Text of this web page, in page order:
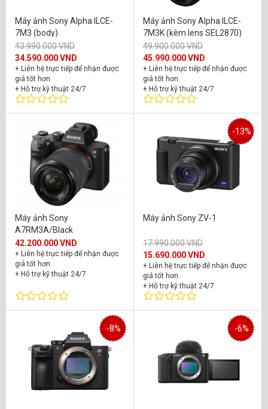
Máy ảnh Sony Alpha ILCE-
7M3 (body)
43.990.000 VND
34.590.000 VND
+ Liên hệ trực tiếp để nhận được
giá tốt hơn
+ Hỗ trợ kỹ thuật 24/7
+ Bảo hành chính hãng 24 tháng
Máy ảnh Sony Alpha ILCE-
7M3K (kèm lens SEL2870)
49.900.000 VND
45.990.000 VND
+ Liên hệ trực tiếp để nhận được
giá tốt hơn
+ Hỗ trợ kỹ thuật 24/7
+ Bảo hành chính hãng 24 tháng
Máy ảnh Sony
A7RM3A/Black
42.200.000 VND
+ Liên hệ trực tiếp để nhận được
giá tốt hơn
+ Hỗ trợ kỹ thuật 24/7
-13%
Máy ảnh Sony ZV-1
17.990.000 VND
15.690.000 VND
+ Liên hệ trực tiếp để nhận được
giá tốt hơn
+ Hỗ trợ kỹ thuật 24/7
+ Bảo hành chính hãng 24 tháng
-8% -6%